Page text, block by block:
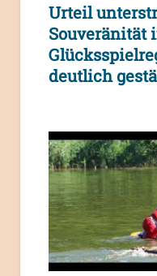
Urteil
Souveränität
deutlich